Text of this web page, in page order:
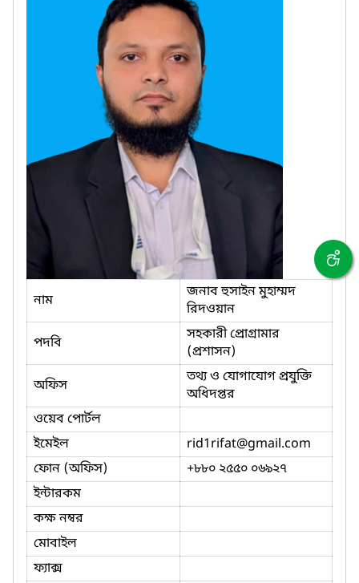
নাম
জনাব হুসাইন মুহাম্মদ
রিদওয়ান
পদবি
সহকারী প্রোগ্রামার
(প্রশাসন)
অফিস
তথ্য ও যোগাযোগ প্রযুক্তি
অধিদপ্তর
ওয়েব পোর্টল
ইমেইল
rid1rifat@gmail.com
ফোন (অফিস)
‎+৮৮০ ২৫৫০ ০৬৯২৭
ইন্টারকম
কক্ষ নম্বর
মোবাইল
ফ্যাক্স